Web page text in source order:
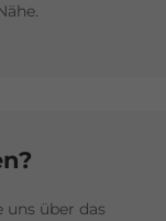
uns über das